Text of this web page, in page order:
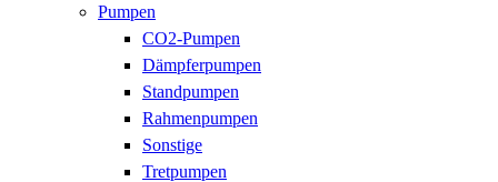
Pumpen
CO2-Pumpen
Dämpferpumpen
Standpumpen
Rahmenpumpen
Sonstige
Tretpumpen